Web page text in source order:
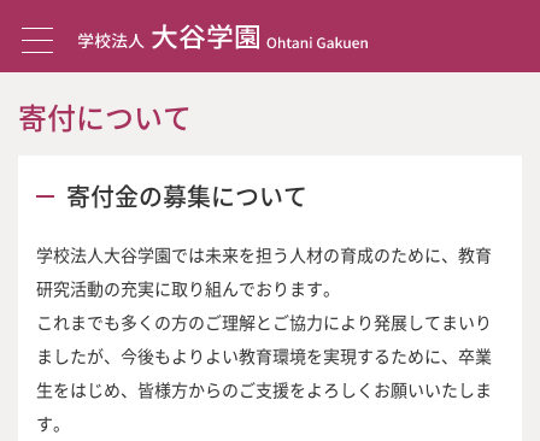
寄付について
寄付金の募集について
学校法人大谷学園では未来を担う人材の育成のために、教育
研究活動の充実に取り組んでおります。
これまでも多くの方のご理解とご協力により発展してまいり
ましたが、今後もよりよい教育環境を実現するために、卒業
生をはじめ、皆様方からのご支援をよろしくお願いいたしま
す。